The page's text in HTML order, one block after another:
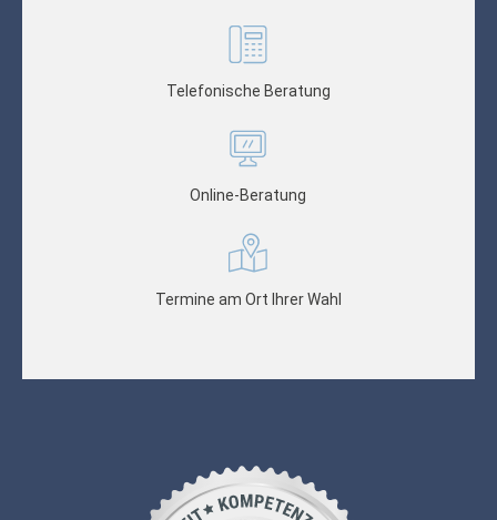
Telefonische Beratung
Online-Beratung
Termine am Ort Ihrer Wahl